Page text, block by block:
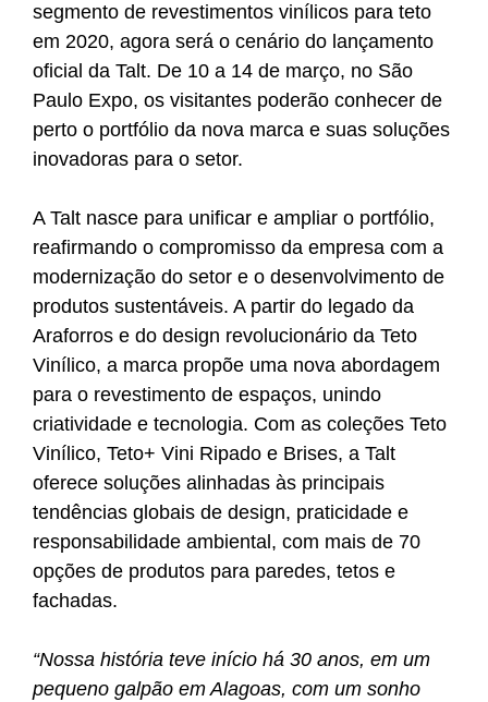
segmento de revestimentos vinílicos para teto
em 2020, agora será o cenário do lançamento
oficial da Talt. De 10 a 14 de março, no São
Paulo Expo, os visitantes poderão conhecer de
perto o portfólio da nova marca e suas soluções
inovadoras para o setor.
A Talt nasce para unificar e ampliar o portfólio,
reafirmando o compromisso da empresa com a
modernização do setor e o desenvolvimento de
produtos sustentáveis. A partir do legado da
Araforros e do design revolucionário da Teto
Vinílico, a marca propõe uma nova abordagem
para o revestimento de espaços, unindo
criatividade e tecnologia. Com as coleções Teto
Vinílico, Teto+ Vini Ripado e Brises, a Talt
oferece soluções alinhadas às principais
tendências globais de design, praticidade e
responsabilidade ambiental, com mais de 70
opções de produtos para paredes, tetos e
fachadas.
“Nossa história teve início há 30 anos, em um
pequeno galpão em Alagoas, com um sonho